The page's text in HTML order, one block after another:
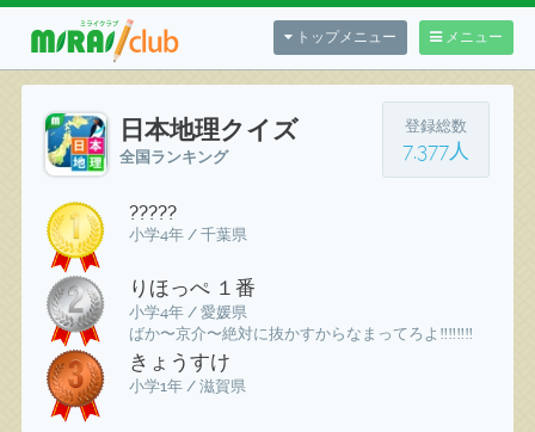
メニュー
トップメニュー
日本地理クイズ
全国ランキング
登録総数
7,377人
?????
小学4年 / 千葉県
りほっぺ １番
小学4年 / 愛媛県
ばか〜京介〜絶対に抜かすからなまってろよ‼️‼️‼️‼️
きょうすけ
小学1年 / 滋賀県